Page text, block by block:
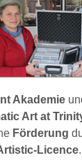
Akademie
Art at
Förderung
Licence.